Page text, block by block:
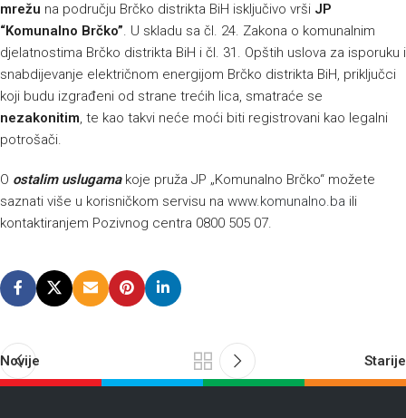
mrežu na području Brčko distrikta BiH isključivo vrši JP
“Komunalno Brčko”. U skladu sa čl. 24. Zakona o komunalnim
djelatnostima Brčko distrikta BiH i čl. 31. Opštih uslova za isporuku i
snabdijevanje električnom energijom Brčko distrikta BiH, priključci
koji budu izgrađeni od strane trećih lica, smatraće se
nezakonitim, te kao takvi neće moći biti registrovani kao legalni
potrošači.
O ostalim uslugamakoje pruža JP „Komunalno Brčko“ možete
saznati više u korisničkom servisu na www.komunalno.ba ili
kontaktiranjem Pozivnog centra 0800 505 07.
Novije Starije